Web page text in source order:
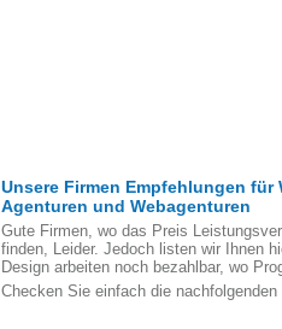
Unsere Firmen Empfehlungen für
Agenturen und Webagenturen
Gute Firmen, wo das Preis
finden, Leider. Jedoch listen wir Ihnen
Design arbeiten noch bezahlbar, wo
Checken Sie einfach die